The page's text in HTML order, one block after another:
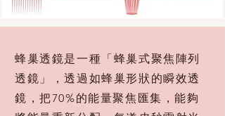
蜂巢透鏡是一種「蜂巢式聚焦陣列
透鏡」，透過如蜂巢形狀的瞬效透
鏡，把70%的能量聚焦匯集，能夠